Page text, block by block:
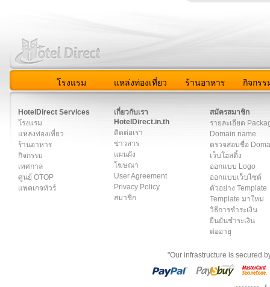
โรงแรม แหล่งท่องเที่ยว ร้านอาหาร กิจกรร
HotelDirect Services
โรงแรม
แหล่งท่องเที่ยว
ร้านอาหาร
กิจกรรม
เทศกาล
ศูนย์ OTOP
แพคเกจทัวร์
เกี่ยวกับเรา
HotelDirect.in.th
ติดต่อเรา
ข่าวสาร
แผนผัง
โฆษณา
User Agreement
Privacy Policy
สมาชิก
สมัครสมาชิก
รายละเอียด
Domain name
ตรวจสอบชื่อ
เว็บโฮสติ้ง
ออกแบบ Logo
ออกแบบเว็บไซต์
ตัวอย่าง Template
Template มาใหม่
วิธีการชำระเงิน
ยืนยันชำระเงิน
ต่ออายุ
"Our infrastructure is secured